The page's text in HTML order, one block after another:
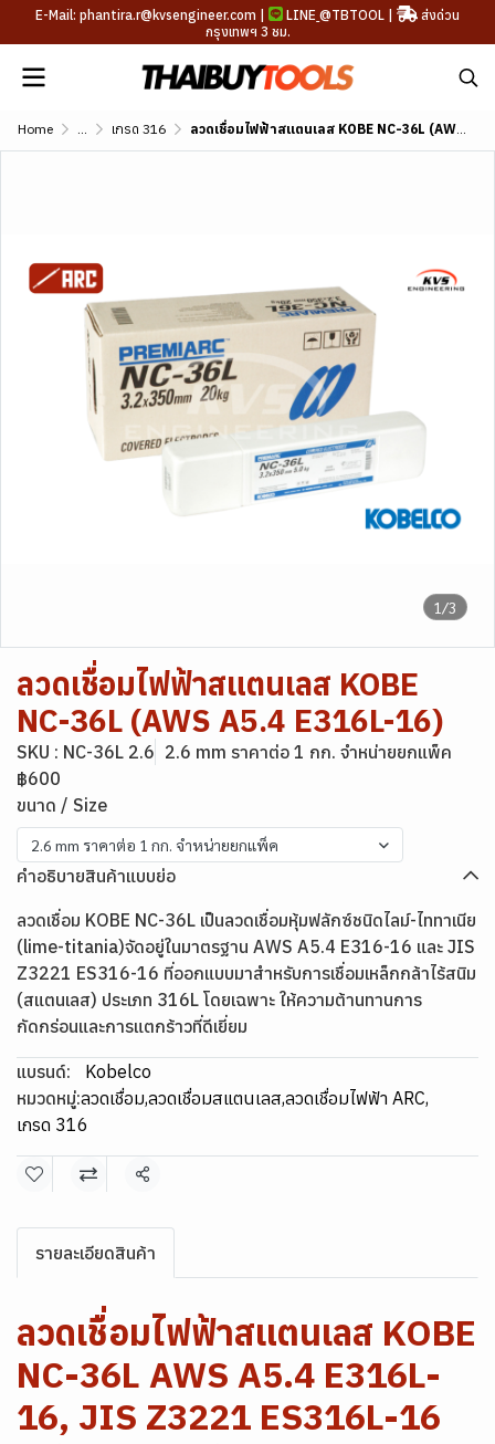
E-Mail: phantira.r@kvsengineer.com | LINE @TBTOOL |
ส่งด่วน
กรุงเทพฯ 3 ชม.
Home ... เกรด 316 ลวดเชื่อมไฟฟ้าสแตนเลส KOBE NC-36L (AWS A5.4 E316L-16)
1/3
ลวดเชื่อมไฟฟ้าสแตนเลส KOBE
NC-36L (AWS A5.4 E316L-16)
SKU : NC-36L 2.6 2.6 mm ราคาต่อ 1 กก. จำหน่ายยกแพ็ค
฿600
ขนาด / Size
2.6 mm ราคาต่อ 1 กก. จำหน่ายยกแพ็ค
คำอธิบายสินค้าแบบย่อ
ลวดเชื่อม KOBE NC-36L เป็นลวดเชื่อมหุ้มฟลักซ์ชนิดไลม์-ไททาเนีย
(lime-titania)จัดอยู่ในมาตรฐาน AWS A5.4 E316-16 และ JIS
Z3221 ES316-16 ที่ออกแบบมาสำหรับการเชื่อมเหล็กกล้าไร้สนิม
(สแตนเลส) ประเภท 316L โดยเฉพาะ ให้ความต้านทานการ
กัดกร่อนและการแตกร้าวที่ดีเยี่ยม
แบรนด์:
Kobelco
หมวดหมู่:ลวดเชื่อม,ลวดเชื่อมสแตนเลส,ลวดเชื่อมไฟฟ้า ARC,
เกรด 316
แชร์
รายละเอียดสินค้า
ลวดเชื่อมไฟฟ้าสแตนเลส KOBE
NC-36L AWS A5.4 E316L-
16, JIS Z3221 ES316L-16